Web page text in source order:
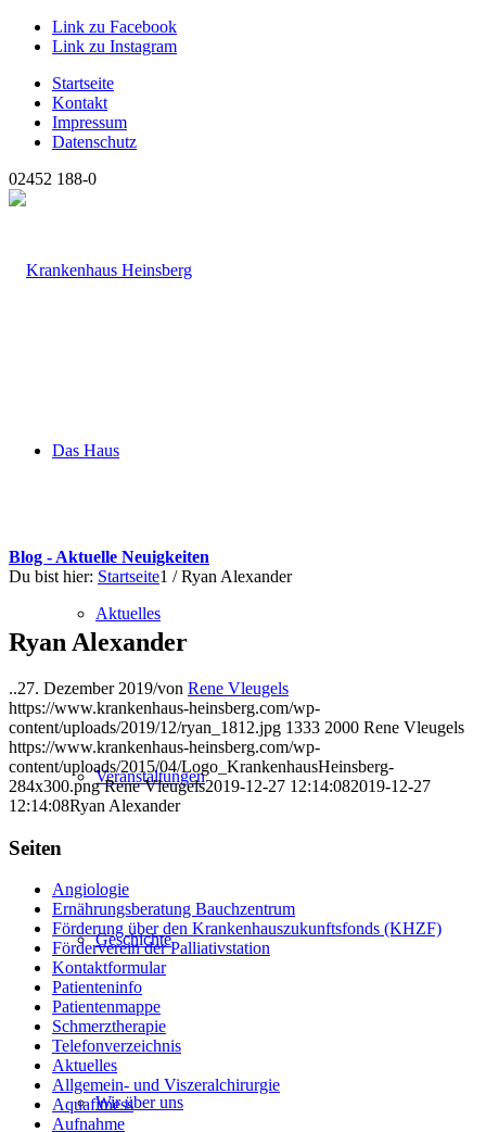
Link zu Facebook
Link zu Instagram
Startseite
Kontakt
Impressum
Datenschutz
02452 188-0
Das Haus
Aktuelles
Veranstaltungen
Geschichte
Wir über uns
Blog - Aktuelle Neuigkeiten
Du bist hier: Startseite1 / Ryan Alexander
Ryan Alexander
..27. Dezember 2019/von Rene Vleugels
https://www.krankenhaus-heinsberg.com/wp-
content/uploads/2019/12/ryan_1812.jpg 1333 2000 Rene Vleugels
https://www.krankenhaus-heinsberg.com/wp-
content/uploads/2015/04/Logo_KrankenhausHeinsberg-
284x300.png Rene Vleugels2019-12-27 12:14:082019-12-27
12:14:08Ryan Alexander
Seiten
Angiologie
Ernährungsberatung Bauchzentrum
Förderung über den Krankenhauszukunftsfonds (KHZF)
Förderverein der Palliativstation
Kontaktformular
Patienteninfo
Patientenmappe
Schmerztherapie
Telefonverzeichnis
Aktuelles
Allgemein- und Viszeralchirurgie
Aquafitness
Aufnahme